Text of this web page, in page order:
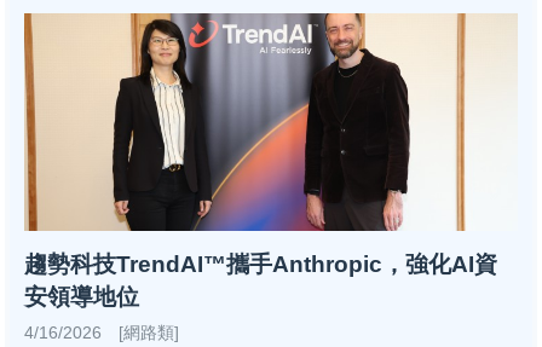
趨勢科技TrendAI™攜手Anthropic，強化AI資
安領導地位
4/16/2026 [網路類]